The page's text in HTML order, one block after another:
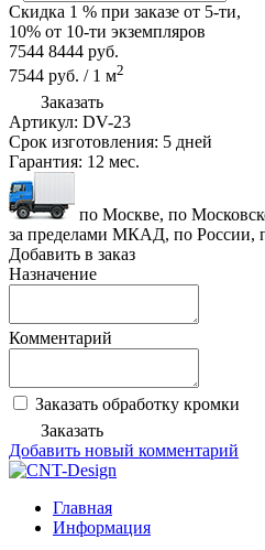
Скидка 1 % при заказе от 5-ти,
10% от 10-ти экземпляров
7544 8444 руб.
7544 руб. / 1 м2
Заказать
Артикул: DV-23
Срок изготовления: 5 дней
Гарантия: 12 мес.
по Москве, по
за пределами МКАД, по России,
Добавить в заказ
Назначение
Комментарий
Заказать обработку кромки
Заказать
Добавить новый комментарий
Главная
Информация